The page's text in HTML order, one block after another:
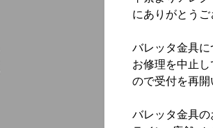
にありがとうご
バレッタ金具
お修理を中止
ので受付を再開
バレッタ金具の